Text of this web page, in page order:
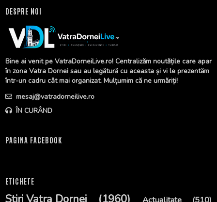
DESPRE NOI
Bine ai venit pe VatraDorneiLive.ro! Centralizăm noutățile care apar
în zona Vatra Dornei sau au legătură cu aceasta și vi le prezentăm
într-un cadru cât mai organizat. Mulțumim că ne urmăriți!
mesaj@vatradorneilive.ro
ÎN CURÂND
PAGINA FACEBOOK
ETICHETE
Stiri Vatra Dornei (1960)